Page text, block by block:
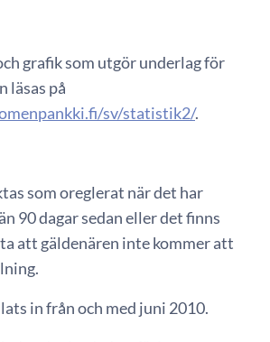
grafik som utgör underlag för
läsas på
sv/statistik2/.
som oreglerat när det har
90 dagar sedan eller det finns
att gäldenären inte kommer att
in från och med juni 2010.